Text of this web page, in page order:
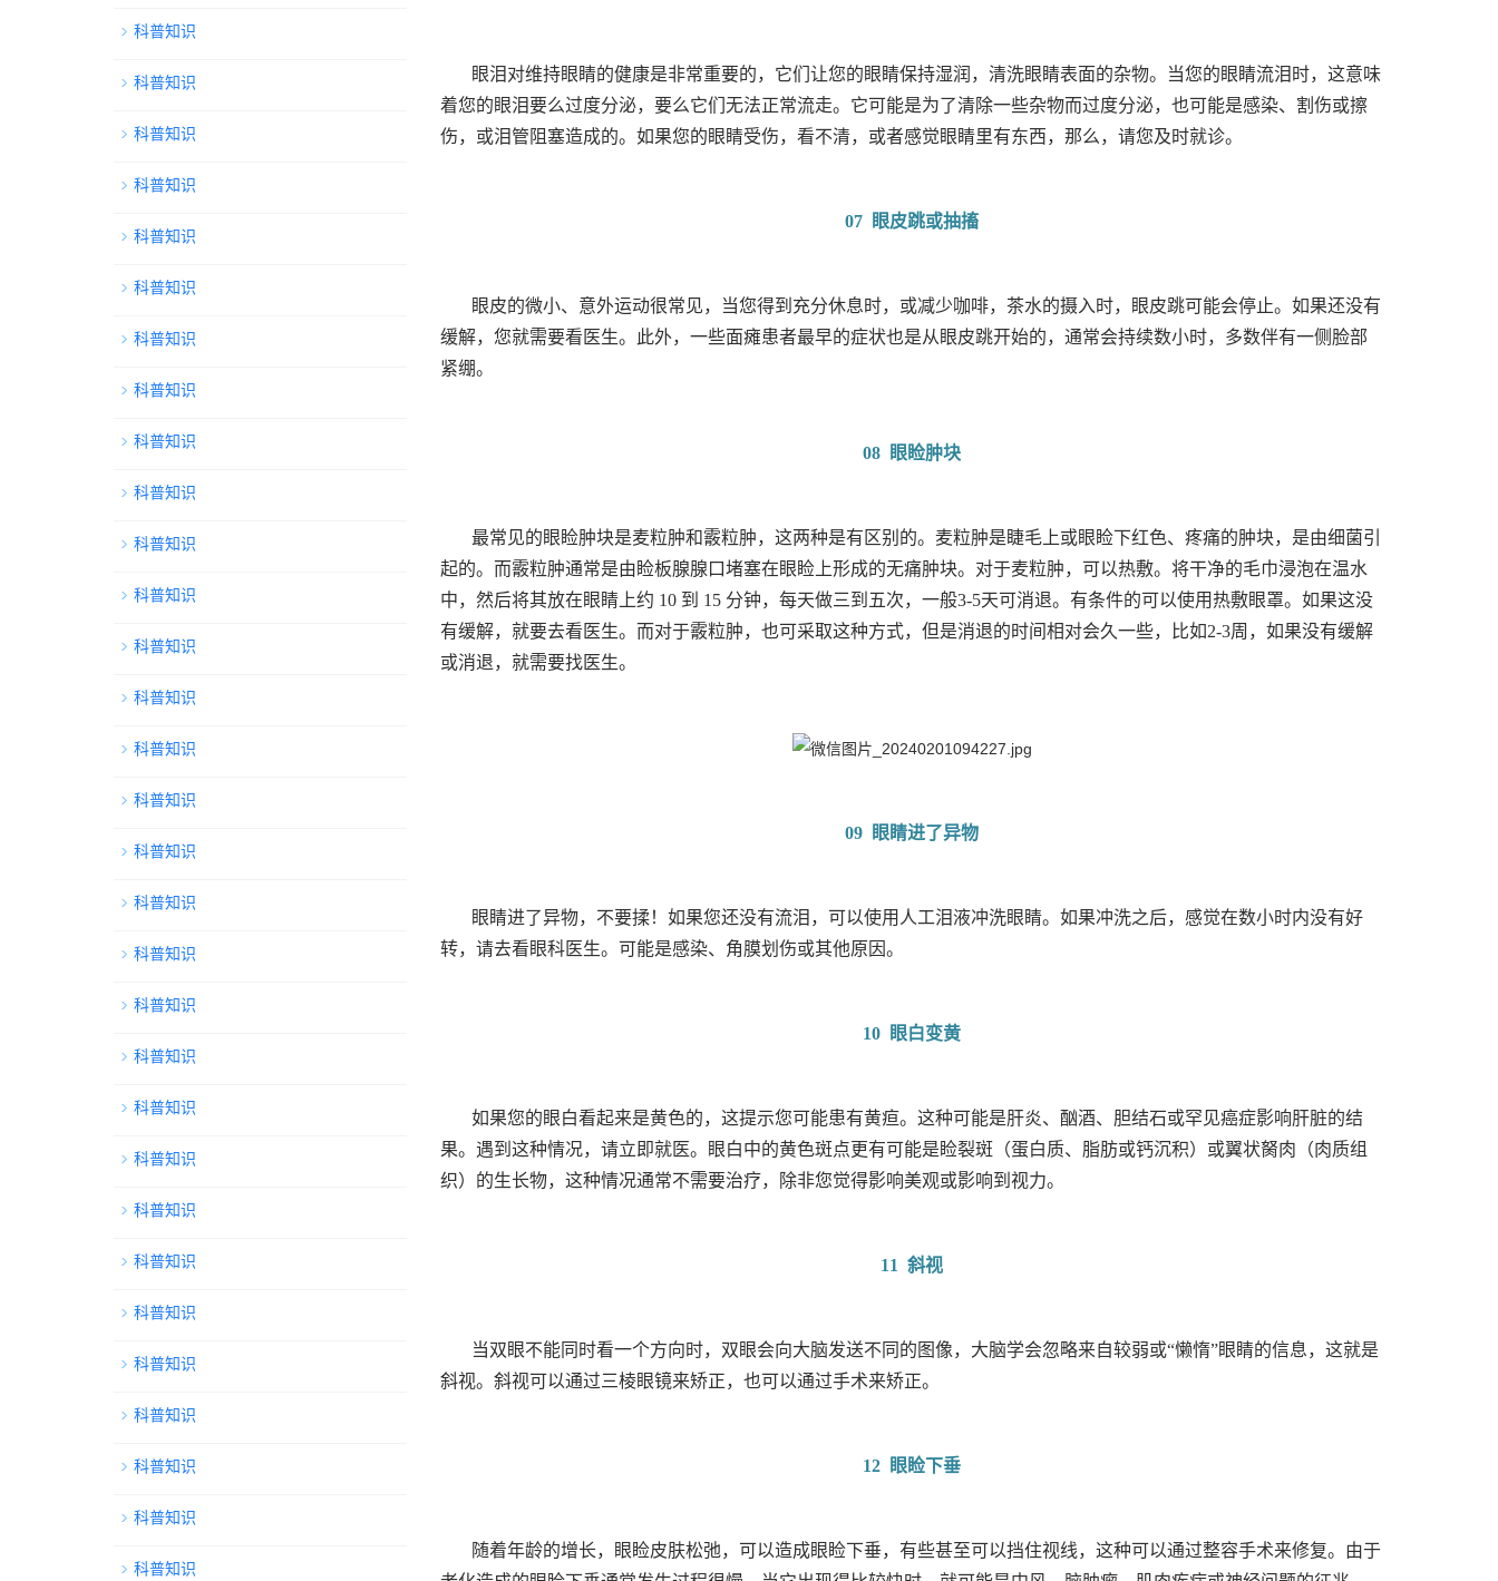
眼泪对维持眼睛的健康是非常重要的，它们让您的眼睛保持湿润，清洗眼睛表面的杂物。当您的眼睛流泪时，这意味
着您的眼泪要么过度分泌，要么它们无法正常流走。它可能是为了清除一些杂物而过度分泌，也可能是感染、割伤或擦
伤，或泪管阻塞造成的。如果您的眼睛受伤，看不清，或者感觉眼睛里有东西，那么，请您及时就诊。
07 眼皮跳或抽搐
眼皮的微小、意外运动很常见，当您得到充分休息时，或减少咖啡，茶水的摄入时，眼皮跳可能会停止。如果还没有
缓解，您就需要看医生。此外，一些面瘫患者最早的症状也是从眼皮跳开始的，通常会持续数小时，多数伴有一侧脸部
紧绷。
08 眼睑肿块
最常见的眼睑肿块是麦粒肿和霰粒肿，这两种是有区别的。麦粒肿是睫毛上或眼睑下红色、疼痛的肿块，是由细菌引
起的。而霰粒肿通常是由睑板腺腺口堵塞在眼睑上形成的无痛肿块。对于麦粒肿，可以热敷。将干净的毛巾浸泡在温水
中，然后将其放在眼睛上约 10 到 15 分钟，每天做三到五次，一般3-5天可消退。有条件的可以使用热敷眼罩。如果这没
有缓解，就要去看医生。而对于霰粒肿，也可采取这种方式，但是消退的时间相对会久一些，比如2-3周，如果没有缓解
或消退，就需要找医生。
09 眼睛进了异物
眼睛进了异物，不要揉！如果您还没有流泪，可以使用人工泪液冲洗眼睛。如果冲洗之后，感觉在数小时内没有好
转，请去看眼科医生。可能是感染、角膜划伤或其他原因。
10 眼白变黄
如果您的眼白看起来是黄色的，这提示您可能患有黄疸。这种可能是肝炎、酗酒、胆结石或罕见癌症影响肝脏的结
果。遇到这种情况，请立即就医。眼白中的黄色斑点更有可能是睑裂斑（蛋白质、脂肪或钙沉积）或翼状胬肉（肉质组
织）的生长物，这种情况通常不需要治疗，除非您觉得影响美观或影响到视力。
11 斜视
当双眼不能同时看一个方向时，双眼会向大脑发送不同的图像，大脑学会忽略来自较弱或“懒惰”眼睛的信息，这就是
斜视。斜视可以通过三棱眼镜来矫正，也可以通过手术来矫正。
12 眼睑下垂
随着年龄的增长，眼睑皮肤松弛，可以造成眼睑下垂，有些甚至可以挡住视线，这种可以通过整容手术来修复。由于
科普知识
科普知识
科普知识
科普知识
科普知识
科普知识
科普知识
科普知识
科普知识
科普知识
科普知识
科普知识
科普知识
科普知识
科普知识
科普知识
科普知识
科普知识
科普知识
科普知识
科普知识
科普知识
科普知识
科普知识
科普知识
科普知识
科普知识
科普知识
科普知识
科普知识
科普知识